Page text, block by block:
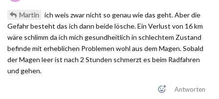
Martin
ich weis zwar nicht so genau wie das geht. Aber die
Gefahr besteht das ich dann beide lösche. Ein Verlust von 16 km
wäre schlimm da ich mich gesundheitlich in schlechtem Zustand
befinde mit erheblichen Problemen wohl aus dem Magen. Sobald
der Magen leer ist nach 2 Stunden schmerzt es beim Radfahren
und gehen.
Antworten